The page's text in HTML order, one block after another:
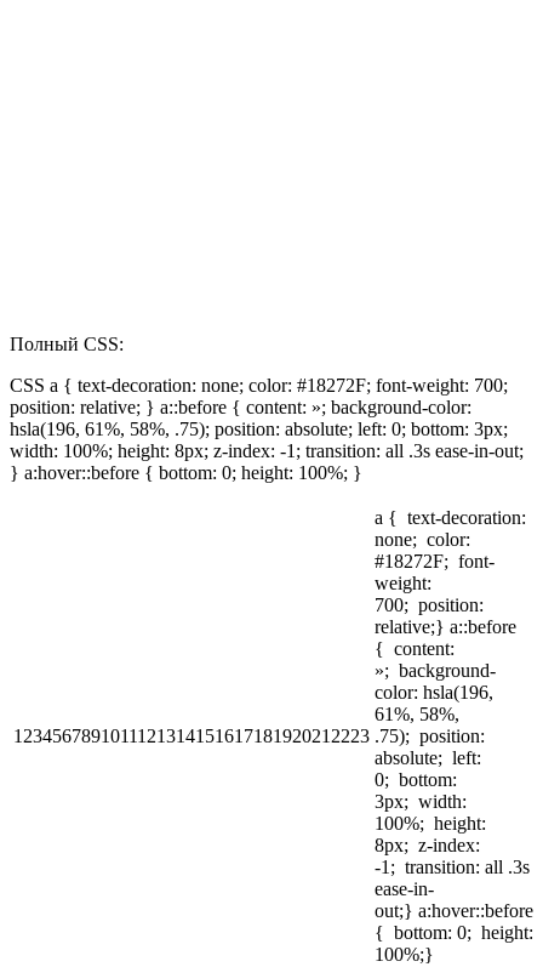
Полный CSS:
CSS a { text-decoration: none; color: #18272F; font-weight: 700;
position: relative; } a::before { content: »; background-color:
hsla(196, 61%, 58%, .75); position: absolute; left: 0; bottom: 3px;
width: 100%; height: 8px; z-index: -1; transition: all .3s ease-in-out;
} a:hover::before { bottom: 0; height: 100%; }
1234567891011121314151617181920212223
a { text-decoration:
none; color:
#18272F; font-
weight:
700; position:
relative;} a::before
{ content:
»; background-
color: hsla(196,
61%, 58%,
.75); position:
absolute; left:
0; bottom:
3px; width:
100%; height:
8px; z-index:
-1; transition: all .3s
ease-in-
out;} a:hover::before
{ bottom: 0; height:
100%;}